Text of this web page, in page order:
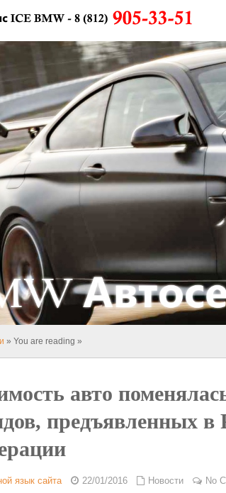
» You are reading »
авто
предъявленных в
язык сайта 22/01/2016 Новости No